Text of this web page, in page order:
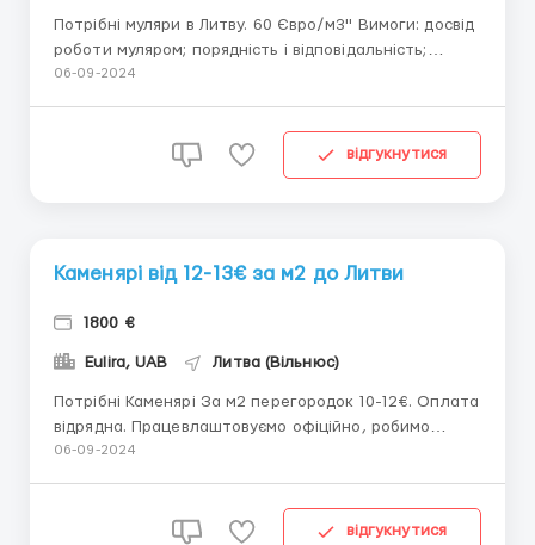
Потрібні муляри в Литву. 60 Євро/м3" Вимоги: досвід
роботи муляром; порядність і відповідальність;
відсутність шкідливих звичок. Де працювати? Литва
працевлаштування по бі...
06-09-2024
відгукнутися
Каменярі від 12-13€ за м2 до Литви
1800 €
Eulira, UAB Литва (Вільнюс)
Потрібні Каменярі За м2 перегородок 10-12€. Оплата
відрядна. Працевлаштовуємо офіційно, робимо
робочі візи, запрошення безкоштовне. Одяг свій,
Вільнюс, LT, прямий роботодавець, UAB. Телефон:
06-09-2024
відгукнутися